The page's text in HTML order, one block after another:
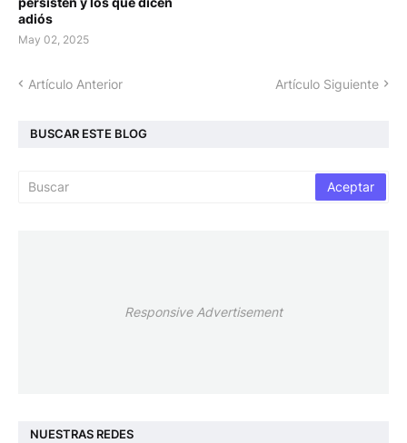
adiós
May 02, 2025
Artículo Anterior Artículo Siguiente
BUSCAR ESTE BLOG
Responsive Advertisement
NUESTRAS REDES